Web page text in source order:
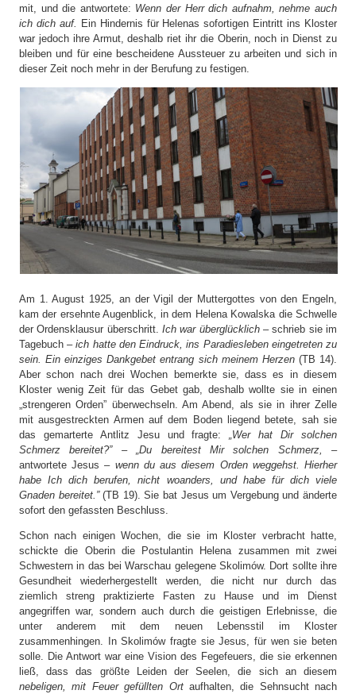
mit, und die antwortete: Wenn der Herr dich aufnahm, nehme auch
ich dich auf. Ein Hindernis für Helenas sofortigen Eintritt ins Kloster
war jedoch ihre Armut, deshalb riet ihr die Oberin, noch in Dienst zu
bleiben und für eine bescheidene Aussteuer zu arbeiten und sich in
dieser Zeit noch mehr in der Berufung zu festigen.
Am 1. August 1925, an der Vigil der Muttergottes von den Engeln,
kam der ersehnte Augenblick, in dem Helena Kowalska die Schwelle
der Ordensklausur überschritt. Ich war überglücklich– schrieb sie im
Tagebuch –ich hatte den Eindruck, ins Paradiesleben eingetreten zu
sein. Ein einziges Dankgebet entrang sich meinem Herzen(TB 14).
Aber schon nach drei Wochen bemerkte sie, dass es in diesem
Kloster wenig Zeit für das Gebet gab, deshalb wollte sie in einen
„strengeren Orden” überwechseln. Am Abend, als sie in ihrer Zelle
mit ausgestreckten Armen auf dem Boden liegend betete, sah sie
das gemarterte Antlitz Jesu und fragte:„Wer hat Dir solchen
Schmerz bereitet?” – „Du bereitest Mir solchen Schmerz,
–
antwortete Jesus – wenn du aus diesem Orden weggehst. Hierher
habe Ich dich berufen, nicht woanders, und habe für dich viele
Gnaden bereitet.”(TB 19). Sie bat Jesus um Vergebung und änderte
sofort den gefassten Beschluss.
Schon nach einigen Wochen, die sie im Kloster verbracht hatte,
schickte die Oberin die Postulantin Helena zusammen mit zwei
Schwestern in das bei Warschau gelegene Skolimów. Dort sollte ihre
Gesundheit wiederhergestellt werden, die nicht nur durch das
ziemlich streng praktizierte Fasten zu Hause und im Dienst
angegriffen war, sondern auch durch die geistigen Erlebnisse, die
unter anderem mit dem neuen Lebensstil im Kloster
zusammenhingen. In Skolimów fragte sie Jesus, für wen sie beten
solle. Die Antwort war eine Vision des Fegefeuers, die sie erkennen
ließ, dass das größte Leiden der Seelen, die sich an diesem
nebeligen, mit Feuer gefüllten Ortaufhalten, die Sehnsucht nach